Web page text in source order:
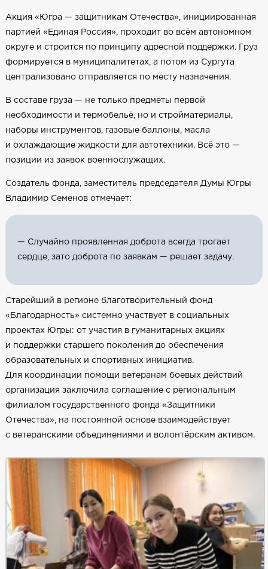
Акция «Югра — защитникам Отечества», инициированная
партией «Единая Россия», проходит во всём автономном
округе и строится по принципу адресной поддержки. Груз
формируется в муниципалитетах, а потом из Сургута
централизовано отправляется по месту назначения.
В составе груза — не только предметы первой
необходимости и термобельё, но и стройматериалы,
наборы инструментов, газовые баллоны, масла
и охлаждающие жидкости для автотехники. Всё это —
позиции из заявок военнослужащих.
Создатель фонда, заместитель председателя Думы Югры
Владимир Семенов отмечает:
— Случайно проявленная доброта всегда трогает
сердце, зато доброта по заявкам — решает задачу.
Старейший в регионе благотворительный фонд
«Благодарность» системно участвует в социальных
проектах Югры: от участия в гуманитарных акциях
и поддержки старшего поколения до обеспечения
образовательных и спортивных инициатив.
Для координации помощи ветеранам боевых действий
организация заключила соглашение с региональным
филиалом государственного фонда «Защитники
Отечества», на постоянной основе взаимодействует
с ветеранскими объединениями и волонтёрским активом.